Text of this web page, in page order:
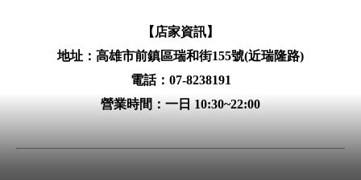
【店家資訊】
地址：高雄市前鎮區瑞和街155號(近瑞隆路)
電話：07-8238191
營業時間：一日 10:30~22:00